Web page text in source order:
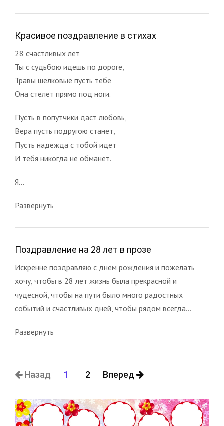
Красивое поздравление в стихах
28 счастливых лет
Ты с судьбою идешь по дороге,
Травы шелковые пусть тебе
Она стелет прямо под ноги.
Пусть в попутчики даст любовь,
Вера пусть подругою станет,
Пусть надежда с тобой идет
И тебя никогда не обманет.
Я...
Развернуть
Поздравление на 28 лет в прозе
Искренне поздравляю с днём рождения и пожелать
хочу, чтобы в 28 лет жизнь была прекрасной и
чудесной, чтобы на пути было много радостных
событий и счастливых дней, чтобы рядом всегда...
Развернуть
Назад 1 2 Вперед